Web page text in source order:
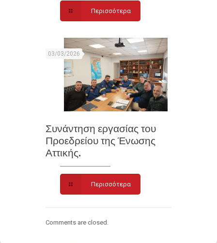
Περισσότερα
03/03/2026
Συνάντηση εργασίας του
Προεδρείου της Ένωσης
Αττικής.
Περισσότερα
Comments are closed.